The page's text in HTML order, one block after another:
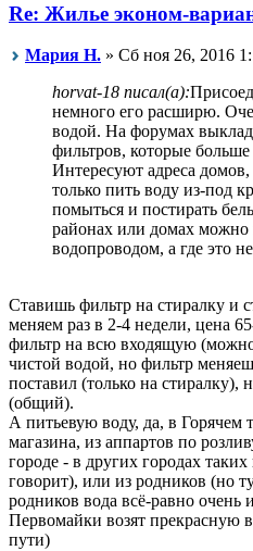
Re: Жилье эконом-
Мария Н. » Сб ноя 26, 2016
horvat-18 писал(а):
немного его расширю.
водой. На форумах
фильтров, которые
Интересуют адреса
только пить воду из-под
помыться и постирать
районах или домах можно
водопроводом, а где это
Ставишь фильтр на стиралку и
меняем раз в 2-4 недели, цена
фильтр на всю входящую
чистой водой, но фильтр
поставил (только на стиралку),
(общий).
А питьевую воду, да, в Горячем
магазина, из аппартов по
городе - в других городах
говорит), или из родников (но
родников вода всё-равно очень
Первомайки возят прекрасную
пути)